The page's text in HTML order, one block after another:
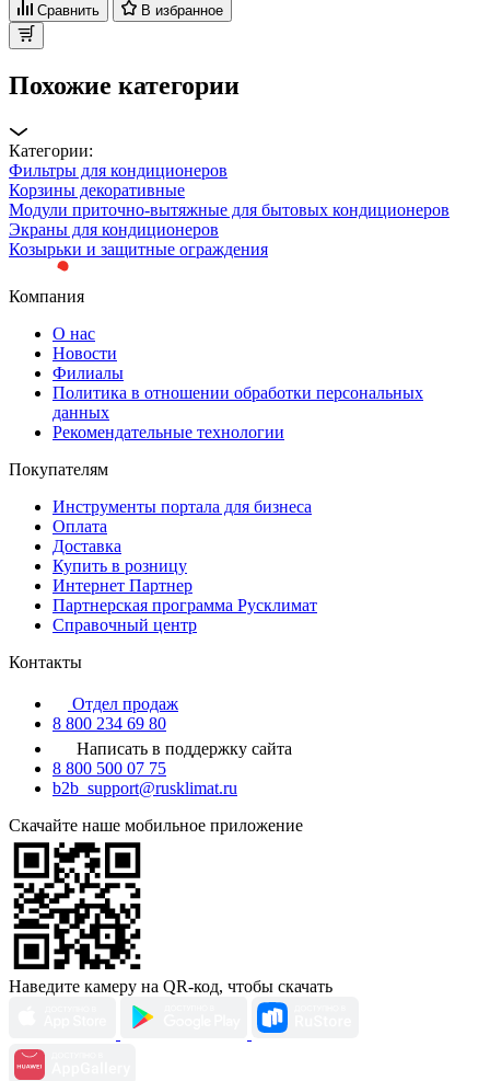
Сравнить В избранное
Похожие категории
Категории:
Фильтры для кондиционеров
Корзины декоративные
Модули приточно-вытяжные для бытовых кондиционеров
Экраны для кондиционеров
Козырьки и защитные ограждения
Компания
О нас
Новости
Филиалы
Политика в отношении обработки персональных
данных
Рекомендательные технологии
Покупателям
Инструменты портала для бизнеса
Оплата
Доставка
Купить в розницу
Интернет Партнер
Партнерская программа Русклимат
Справочный центр
Контакты
Отдел продаж
8 800 234 69 80
Написать в поддержку сайта
8 800 500 07 75
b2b_support@rusklimat.ru
Скачайте наше мобильное приложение
Наведите камеру на QR-код, чтобы скачать